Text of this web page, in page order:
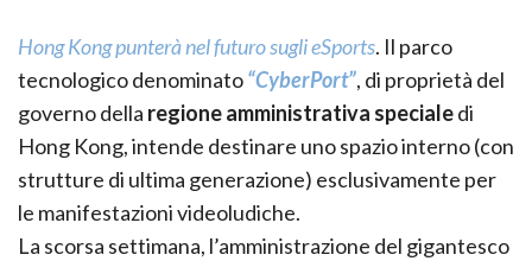
Hong Kong punterà nel futuro sugli eSports. Il parco
tecnologico denominato“CyberPort”, di proprietà del
governo della regione amministrativa specialedi
Hong Kong, intende destinare uno spazio interno (con
strutture di ultima generazione) esclusivamente per
le manifestazioni videoludiche.
La scorsa settimana, l’amministrazione del gigantesco